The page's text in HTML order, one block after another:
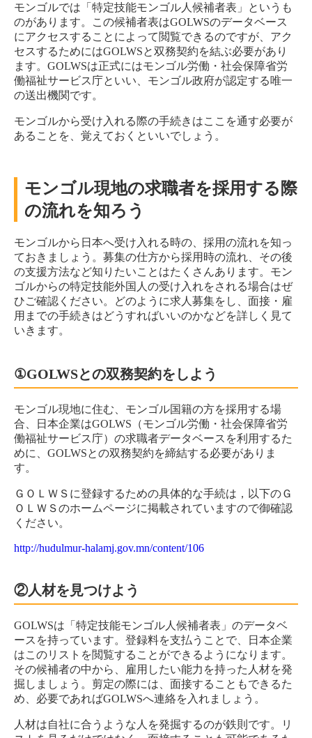
モンゴルでは「特定技能モンゴル人候補者表」というも
のがあります。この候補者表はGOLWSのデータベース
にアクセスすることによって閲覧できるのですが、アク
セスするためにはGOLWSと双務契約を結ぶ必要があり
ます。GOLWSは正式にはモンゴル労働・社会保障省労
働福祉サービス庁といい、モンゴル政府が認定する唯一
の送出機関です。
モンゴルから受け入れる際の手続きはここを通す必要が
あることを、覚えておくといいでしょう。
モンゴル現地の求職者を採用する際
の流れを知ろう
モンゴルから日本へ受け入れる時の、採用の流れを知っ
ておきましょう。募集の仕方から採用時の流れ、その後
の支援方法など知りたいことはたくさんあります。モン
ゴルからの特定技能外国人の受け入れをされる場合はぜ
ひご確認ください。どのように求人募集をし、面接・雇
用までの手続きはどうすればいいのかなどを詳しく見て
いきます。
①GOLWSとの双務契約をしよう
モンゴル現地に住む、モンゴル国籍の方を採用する場
合、日本企業はGOLWS（モンゴル労働・社会保障省労
働福祉サービス庁）の求職者データベースを利用するた
めに、GOLWSとの双務契約を締結する必要がありま
す。
ＧＯＬＷＳに登録するための具体的な手続は，以下のＧ
ＯＬＷＳのホームページに掲載されていますので御確認
ください。
http://hudulmur-halamj.gov.mn/content/106
②人材を見つけよう
GOLWSは「特定技能モンゴル人候補者表」のデータベ
ースを持っています。登録料を支払うことで、日本企業
はこのリストを閲覧することができるようになります。
その候補者の中から、雇用したい能力を持った人材を発
掘しましょう。剪定の際には、面接することもできるた
め、必要であればGOLWSへ連絡を入れましょう。
人材は自社に合うような人を発掘するのが鉄則です。リ